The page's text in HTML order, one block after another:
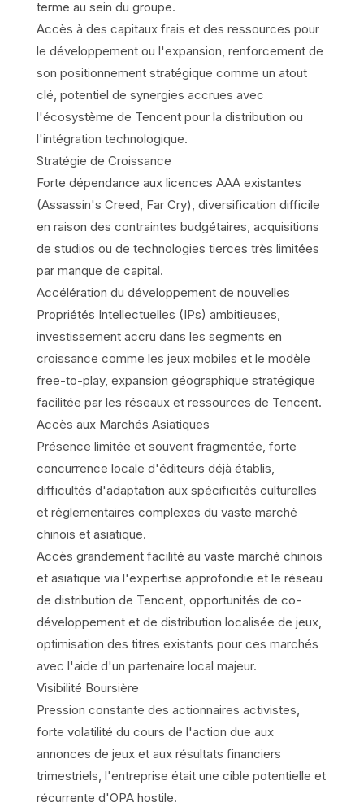
terme au sein du groupe.
Accès à des capitaux frais et des ressources pour
le développement ou l'expansion, renforcement de
son positionnement stratégique comme un atout
clé, potentiel de synergies accrues avec
l'écosystème de Tencent pour la distribution ou
l'intégration technologique.
Stratégie de Croissance
Forte dépendance aux licences AAA existantes
(Assassin's Creed, Far Cry), diversification difficile
en raison des contraintes budgétaires, acquisitions
de studios ou de technologies tierces très limitées
par manque de capital.
Accélération du développement de nouvelles
Propriétés Intellectuelles (IPs) ambitieuses,
investissement accru dans les segments en
croissance comme les jeux mobiles et le modèle
free-to-play, expansion géographique stratégique
facilitée par les réseaux et ressources de Tencent.
Accès aux Marchés Asiatiques
Présence limitée et souvent fragmentée, forte
concurrence locale d'éditeurs déjà établis,
difficultés d'adaptation aux spécificités culturelles
et réglementaires complexes du vaste marché
chinois et asiatique.
Accès grandement facilité au vaste marché chinois
et asiatique via l'expertise approfondie et le réseau
de distribution de Tencent, opportunités de co-
développement et de distribution localisée de jeux,
optimisation des titres existants pour ces marchés
avec l'aide d'un partenaire local majeur.
Visibilité Boursière
Pression constante des actionnaires activistes,
forte volatilité du cours de l'action due aux
annonces de jeux et aux résultats financiers
trimestriels, l'entreprise était une cible potentielle et
récurrente d'OPA hostile.